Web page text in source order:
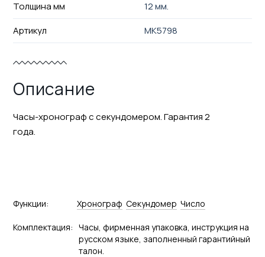
Толщина мм
12 мм.
Артикул
MK5798
Описание
Часы-хронограф с секундомером. Гарантия 2
года.
Функции: Хронограф Секундомер Число
Комплектация: Часы, фирменная упаковка, инструкция на
русском языке, заполненный гарантийный
талон.